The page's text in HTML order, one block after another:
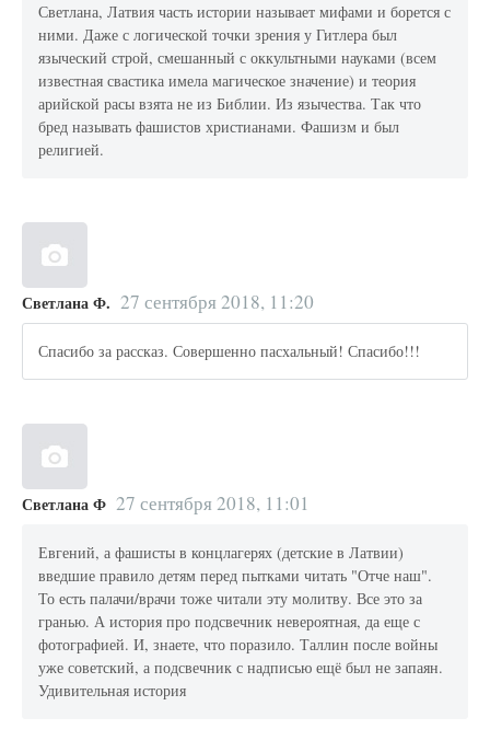
Светлана, Латвия часть истории называет мифами и борется с
ними. Даже с логической точки зрения у Гитлера был
языческий строй, смешанный с оккультными науками (всем
известная свастика имела магическое значение) и теория
арийской расы взята не из Библии. Из язычества. Так что
бред называть фашистов христианами. Фашизм и был
религией.
Светлана Ф. 27 сентября 2018, 11:20
Спасибо за рассказ. Совершенно пасхальный! Спасибо!!!
Светлана Ф 27 сентября 2018, 11:01
Евгений, а фашисты в концлагерях (детские в Латвии)
введшие правило детям перед пытками читать "Отче наш".
То есть палачи/врачи тоже читали эту молитву. Все это за
гранью. А история про подсвечник невероятная, да еще с
фотографией. И, знаете, что поразило. Таллин после войны
уже советский, а подсвечник с надписью ещё был не запаян.
Удивительная история